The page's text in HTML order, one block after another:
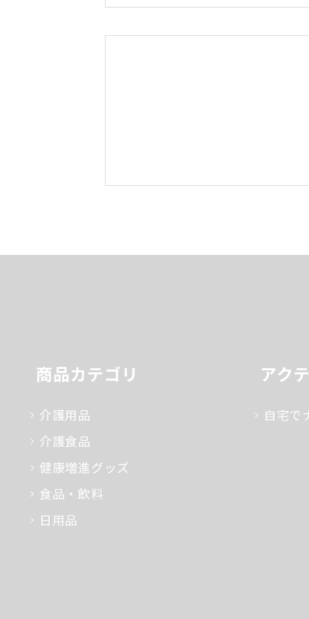
商品カテゴリ
介護用品
介護食品
健康増進グッズ
食品・飲料
日用品
アク
自宅で